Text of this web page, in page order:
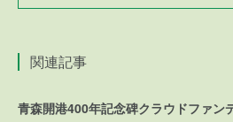
関連記事